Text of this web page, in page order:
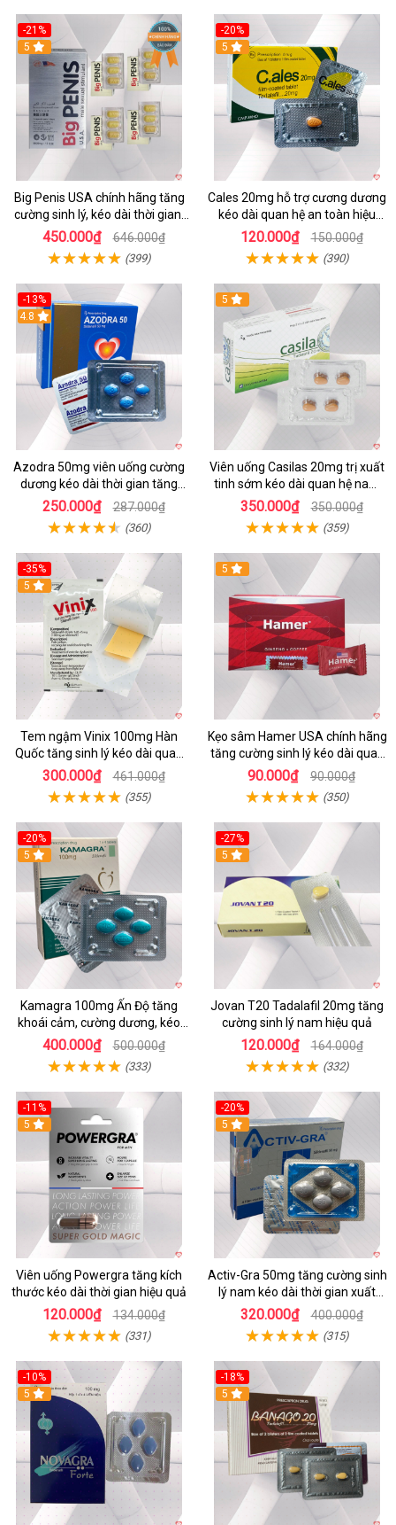
-21%
5
Big Penis USA chính hãng tăng
cường sinh lý, kéo dài thời gian,
chống xuất tinh sớm
450.000₫ 646.000₫
(399)
-20%
5
Cales 20mg hỗ trợ cương dương
kéo dài quan hệ an toàn hiệu
quả
120.000₫ 150.000₫
(390)
-13%
Hot
4.8
Azodra 50mg viên uống cường
dương kéo dài thời gian tăng
sinh lý hiệu quả
250.000₫ 287.000₫
(360)
5
Viên uống Casilas 20mg trị xuất
tinh sớm kéo dài quan hệ nam
giới
350.000₫ 350.000₫
(359)
-35%
5
Tem ngậm Vinix 100mg Hàn
Quốc tăng sinh lý kéo dài quan
hệ hiệu quả
300.000₫ 461.000₫
(355)
5
Kẹo sâm Hamer USA chính hãng
tăng cường sinh lý kéo dài quan
hệ
90.000₫ 90.000₫
(350)
-20%
5
Kamagra 100mg Ấn Độ tăng
khoái cảm, cường dương, kéo
dài quan hệ
400.000₫ 500.000₫
(333)
-27%
5
Jovan T20 Tadalafil 20mg tăng
cường sinh lý nam hiệu quả
120.000₫ 164.000₫
(332)
-11%
Hot
5
Viên uống Powergra tăng kích
thước kéo dài thời gian hiệu quả
120.000₫ 134.000₫
(331)
-20%
5
Activ-Gra 50mg tăng cường sinh
lý nam kéo dài thời gian xuất
tinh sớm
320.000₫ 400.000₫
(315)
-10%
Hot
5
-18%
5